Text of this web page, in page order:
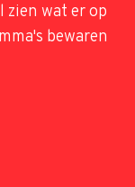
zien wat er op
bewaren